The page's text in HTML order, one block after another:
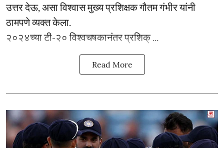
उत्तर देऊ, असा विश्वास मुख्य प्रशिक्षक गौतम गंभीर यांनी
ठामपणे व्यक्त केला.
२०२४च्या टी-२० विश्वचषकानंतर प्रशिक् ...
Read More